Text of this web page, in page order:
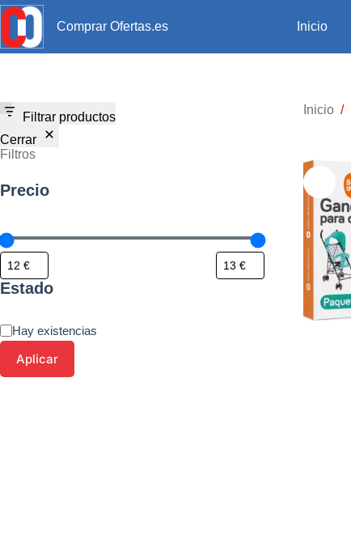
Comprar Ofertas.es Inicio
Inicio /
Filtrar productos
Cerrar
Filtros
Precio
Estado
Hay existencias
Aplicar